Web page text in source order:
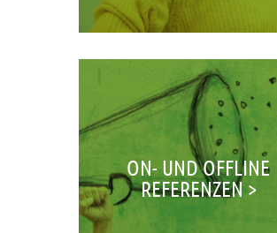
ON- UND OFFLINE
REFERENZEN >